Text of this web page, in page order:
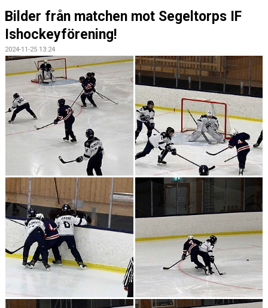
Bilder från matchen mot Segeltorps IF
Ishockeyförening!
2024-11-25 13:24